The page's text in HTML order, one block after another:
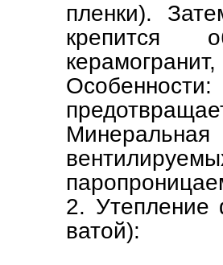
пленки).
крепится
2. Утепление
ватой):